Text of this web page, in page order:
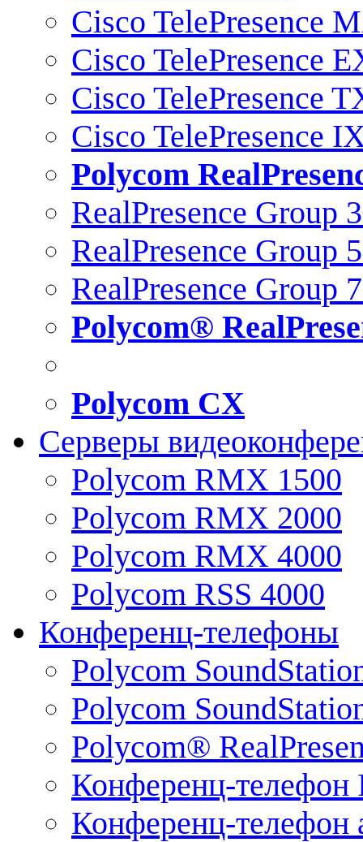
Cisco TelePresence
Cisco TelePresence
Cisco TelePresence
Cisco TelePresence
Polycom
RealPresence Group
RealPresence Group
RealPresence Group
Polycom®
Polycom CX
Серверы
Polycom RMX 1500
Polycom RMX 2000
Polycom RMX 4000
Polycom RSS 4000
Конференц-телефоны
Polycom
Polycom
Polycom®
Конференц-телефон
Конференц-телефон